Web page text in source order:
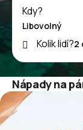
Kdy?
Kolik lidí?
Nápady na